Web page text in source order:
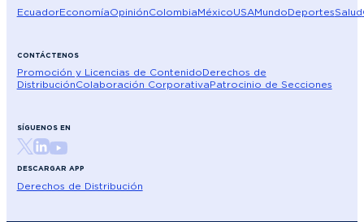
EcuadorEconomíaOpiniónColombiaMéxicoUSAMundoDeportesSalud
CONTÁCTENOS
Promoción y Licencias de ContenidoDerechos de
DistribuciónColaboración CorporativaPatrocinio de Secciones
SÍGUENOS EN
DESCARGAR APP
Derechos de Distribución